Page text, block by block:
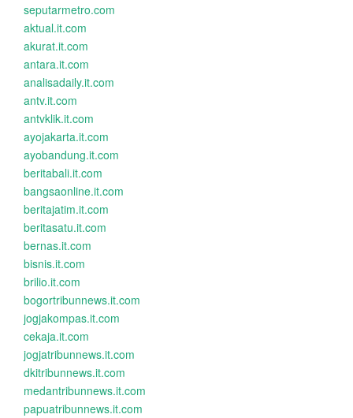
seputarmetro.com
aktual.it.com
akurat.it.com
antara.it.com
analisadaily.it.com
antv.it.com
antvklik.it.com
ayojakarta.it.com
ayobandung.it.com
beritabali.it.com
bangsaonline.it.com
beritajatim.it.com
beritasatu.it.com
bernas.it.com
bisnis.it.com
brilio.it.com
bogortribunnews.it.com
jogjakompas.it.com
cekaja.it.com
jogjatribunnews.it.com
dkitribunnews.it.com
medantribunnews.it.com
papuatribunnews.it.com